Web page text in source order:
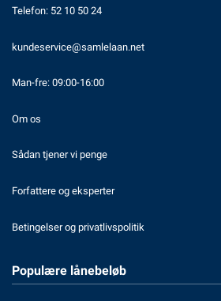
Telefon: 52 10 50 24
kundeservice@samlelaan.net
Man-fre: 09:00-16:00
Om os
Sådan tjener vi penge
Forfattere og eksperter
Betingelser og privatlivspolitik
Populære lånebeløb